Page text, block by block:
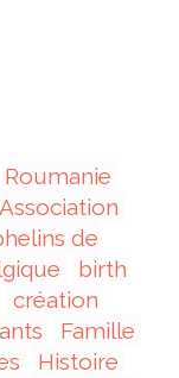
Association
de
birth
création
Famille
Histoire